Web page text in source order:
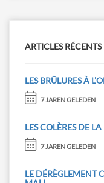
ARTICLES RÉCENTS
LES BRÛLURES À
7 JAREN GELEDEN
LES COLÈRES DE
7 JAREN GELEDEN
LE DÉRÈGLEMENT